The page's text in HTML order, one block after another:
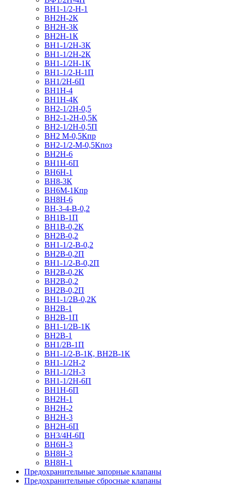
ВН1-1/2-Н-1
ВН2Н-2К
ВН2Н-3К
ВН2Н-1К
ВН1-1/2Н-3К
ВН1-1/2Н-2К
ВН1-1/2Н-1К
ВН1-1/2-Н-1П
ВН1/2H-6П
ВН1Н-4
ВН1Н-4К
ВН2-1/2Н-0,5
ВН2-1-2Н-0,5К
ВН2-1/2Н-0,5П
ВН2 M-0,5Кпр
ВН2-1/2-M-0,5Кпоз
ВН2Н-6
ВН1Н-6П
ВН6Н-1
ВН8-3К
ВН6M-1Кпр
ВН8Н-6
ВН-3-4-В-0,2
ВН1В-1П
ВН1В-0,2К
ВН2В-0,2
ВН1-1/2-В-0,2
ВН2В-0,2П
ВН1-1/2-В-0,2П
ВН2В-0,2К
ВН2В-0,2
ВН2В-0,2П
ВН1-1/2В-0,2К
ВН2В-1
ВН2В-1П
ВН1-1/2В-1К
ВН2В-1
ВН1/2В-1П
ВН1-1/2-В-1К, ВН2В-1К
ВН1-1/2Н-2
ВН1-1/2Н-3
ВН1-1/2Н-6П
ВН1Н-6П
ВН2Н-1
ВН2Н-2
ВН2Н-3
ВН2Н-6П
ВН3/4Н-6П
ВН6Н-3
ВН8H-3
ВН8Н-1
Предохранительные запорные клапаны
Предохранительные сбросные клапаны